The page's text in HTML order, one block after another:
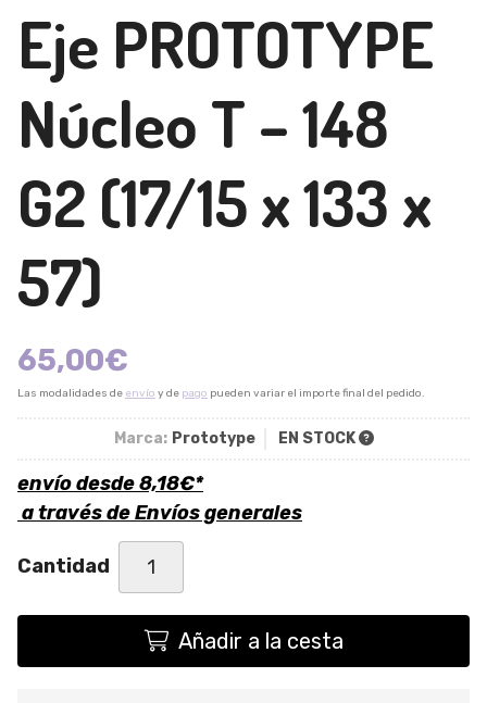
Eje PROTOTYPE
Núcleo T – 148
G2 (17/15 x 133 x
57)
65,00€
Las modalidades de envío y de pago pueden variar el importe final del pedido.
Marca: Prototype EN STOCK
envío desde8,18€*
a través deEnvíos generales
Cantidad
Añadir a la cesta